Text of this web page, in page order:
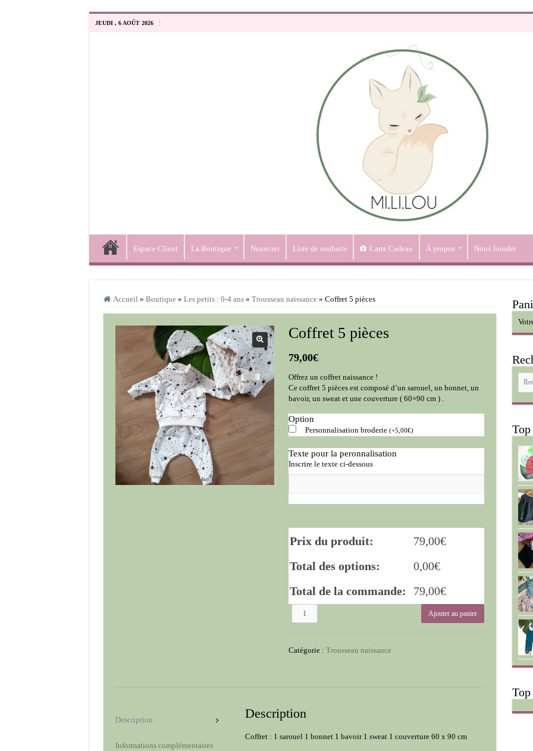
JEUDI , 6 AOÛT 2026
Espace Client La Boutique Nuancier Liste de souhaits Carte Cadeau À propos Nous Joindre
Accueil » Boutique » Les petits : 0-4 ans » Trousseau naissance » Coffret 5 pièces
Coffret 5 pièces
79,00€
Offrez un coffret naissance !
Ce coffret 5 pièces est composé d’un sarouel, un bonnet, un
bavoir, un sweat et une couverture ( 60×90 cm ) .
Option
Personnalisation broderie(+5,00€)
Texte pour la peronnalisation
Inscrire le texte ci-dessous
Prix du produit: 79,00€
Total des options:
0,00€
Total de la commande:
79,00€
quantité
pièces
Ajouter au panier
Catégorie :Trousseau naissance
Description
Informations complémentaires
Description
Coffret : 1 sarouel 1 bonnet 1 bavoir 1 sweat 1 couverture 60 x 90 cm